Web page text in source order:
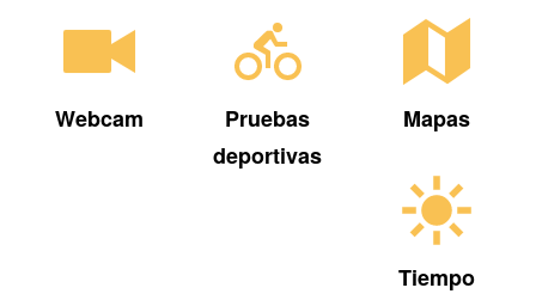
Webcam
Pruebas
deportivas
Mapas
Tiempo